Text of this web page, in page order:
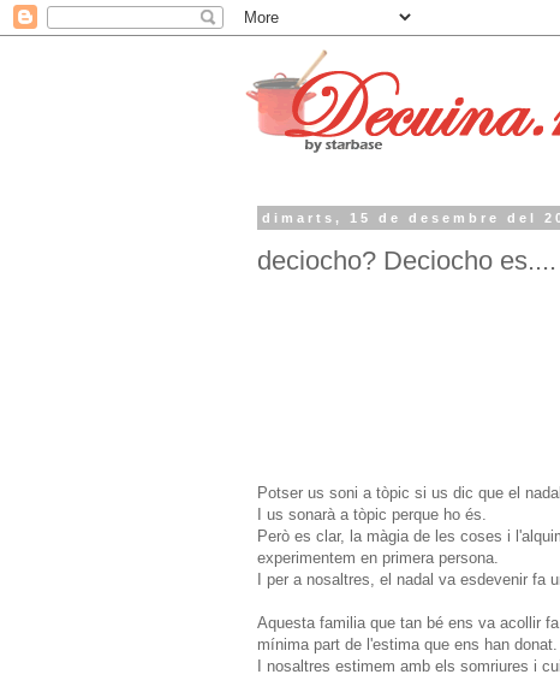
dimarts, 15 de desembre del
deciocho? Deciocho
Potser us soni a tòpic si us dic que el
I us sonarà a tòpic perque ho és.
Però es clar, la màgia de les coses i
experimentem en primera persona.
I per a nosaltres, el nadal va esdevenir fa
Aquesta familia que tan bé ens va acollir
mínima part de l'estima que ens han donat.
I nosaltres estimem amb els somriures i